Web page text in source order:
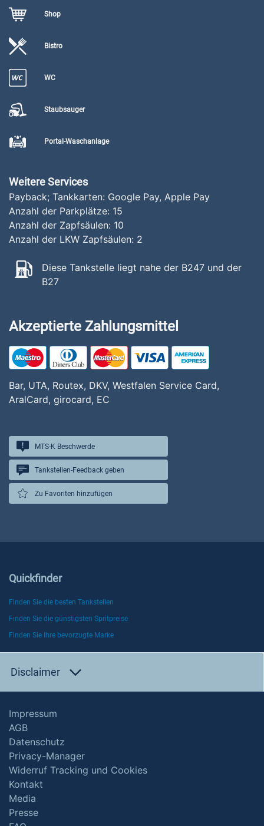
Shop
Bistro
WC
Staubsauger
Portal-Waschanlage
Weitere Services
Payback; Tankkarten: Google Pay, Apple Pay
Anzahl der Parkplätze: 15
Anzahl der Zapfsäulen: 10
Anzahl der LKW Zapfsäulen: 2
Diese Tankstelle liegt nahe der B247 und der
B27
Akzeptierte Zahlungsmittel
Bar, UTA, Routex, DKV, Westfalen Service Card,
AralCard, girocard, EC
MTS-K Beschwerde
Tankstellen-Feedback geben
Zu Favoriten hinzufügen
Quickfinder
Finden Sie die besten Tankstellen
Finden Sie die günstigsten Spritpreise
Finden Sie Ihre bevorzugte Marke
Disclaimer
Impressum
AGB
Datenschutz
Privacy-Manager
Widerruf Tracking und Cookies
Kontakt
Media
Presse